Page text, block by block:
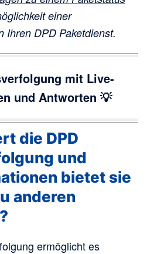
einer
Ihren DPD Paketdienst.
mit Live-
und Antworten 💡
die DPD
und
bietet sie
anderen
ermöglicht es